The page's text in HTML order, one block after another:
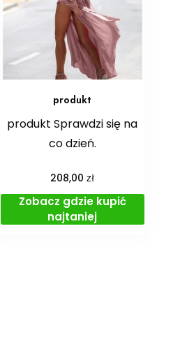
produkt
produkt Sprawdzi się na
co dzień.
208,00zł
Zobacz gdzie kupić
najtaniej